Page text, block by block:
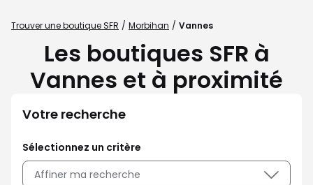
Trouver une boutique SFR Morbihan Vannes
Les boutiques SFR à
Vannes et à proximité
Votre recherche
Sélectionnez un critère
Affiner ma recherche